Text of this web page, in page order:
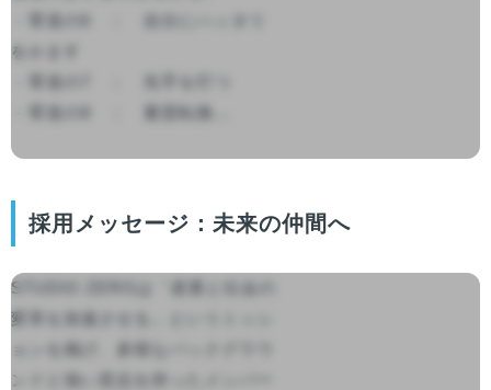
をかます
採用メッセージ：未来の仲間へ
STUDIO ZEROは「産業と社会の
変革を加速させる」というミッシ
ョンを掲げ、多様なバックグラウ
ンドと強い意志を持ったメンバー